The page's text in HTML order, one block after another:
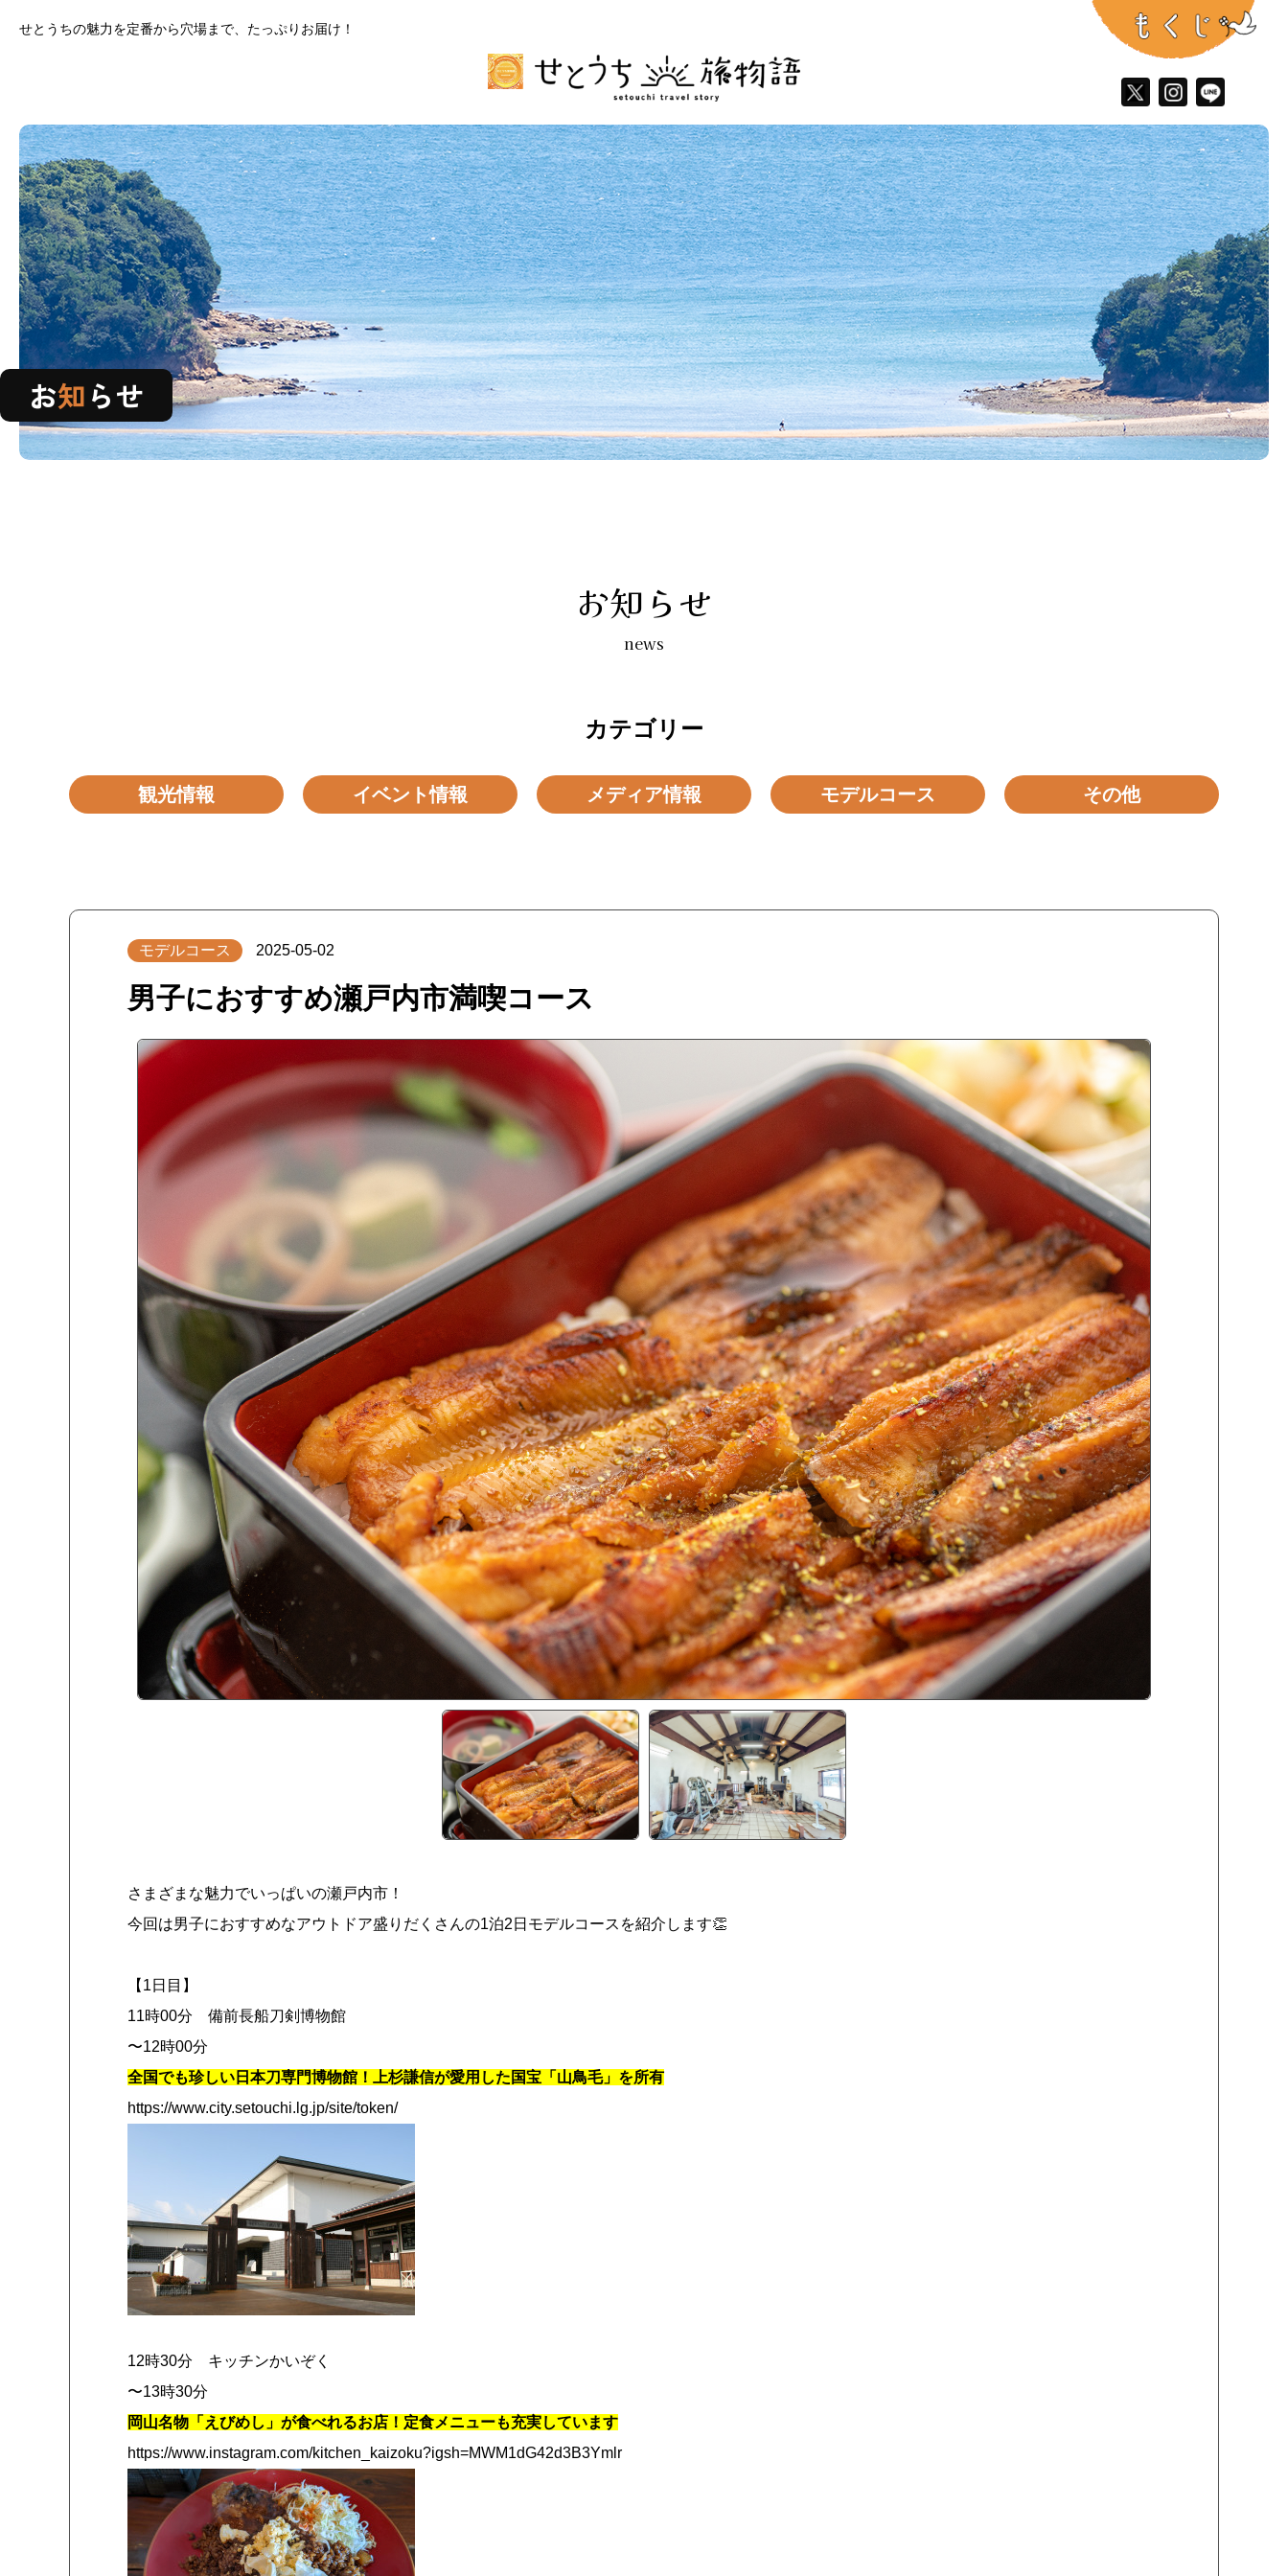
せとうちの魅力を定番から穴場まで、たっぷりお届け！
お知らせ
お知らせ
お知らせ
news
カテゴリー
観光情報 イベント情報 メディア情報 モデルコース その他
モデルコース 2025-05-02
男子におすすめ瀬戸内市満喫コース
さまざまな魅力でいっぱいの瀬戸内市！
今回は男子におすすめなアウトドア盛りだくさんの1泊2日モデルコースを紹介します👏
【1日目】
11時00分 備前長船刀剣博物館
〜12時00分
全国でも珍しい日本刀専門博物館！上杉謙信が愛用した国宝「山鳥毛」を所有
https://www.city.setouchi.lg.jp/site/token/
12時30分 キッチンかいぞく
〜13時30分
岡山名物「えびめし」が食べれるお店！定食メニューも充実しています
https://www.instagram.com/kitchen_kaizoku?igsh=MWM1dG42d3B3Ymlr